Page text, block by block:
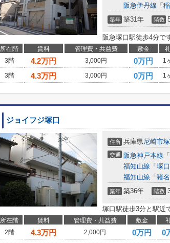
阪急伊丹線 「
築年 築31年 階数
阪急塚口駅徒歩4分で
所在階 賃料 管理費・共益費 敷金
3階
4.2万円 3,000円 0万円 1
3階
4.3万円 3,000円 0万円 1
ジョイフジ塚口
住所 兵庫県尼崎市
交通 阪急神戸本線 「
福知山線 「 塚口
福知山線 「 猪
築年 築36年 階数
塚口駅徒歩3分と駅近
所在階 賃料 管理費・共益費 敷金
2階
4.3万円 2,000円 0万円 0